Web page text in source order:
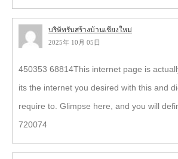
บริษัทรับสร้างบ้านเชียงใหม่
2025年 10月 05日
450353 68814This internet page is
its the internet you desired with this and
require to. Glimpse here, and you will
720074